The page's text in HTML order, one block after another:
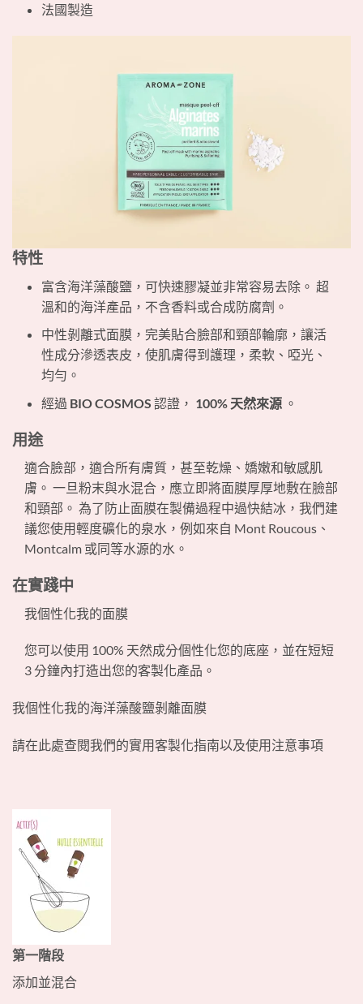
法國製造
特性
富含海洋藻酸鹽，可快速膠凝並非常容易去除。 超
溫和的海洋產品，不含香料或合成防腐劑。
中性剝離式面膜，完美貼合臉部和頸部輪廓，讓活
性成分滲透表皮，使肌膚得到護理，柔軟、啞光、
均勻。
經過 BIO COSMOS 認證， 100% 天然來源 。
用途
適合臉部，適合所有膚質，甚至乾燥、嬌嫩和敏感肌
膚。 一旦粉末與水混合，應立即將面膜厚厚地敷在臉部
和頸部。 為了防止面膜在製備過程中過快結冰，我們建
議您使用輕度礦化的泉水，例如來自 Mont Roucous、
Montcalm 或同等水源的水。
在實踐中
我個性化我的面膜
您可以使用 100% 天然成分個性化您的底座，並在短短
3 分鐘內打造出您的客製化產品。
我個性化我的海洋藻酸鹽剝離面膜
請在此處查閱我們的實用客製化指南以及使用注意事項
第一階段
添加並混合